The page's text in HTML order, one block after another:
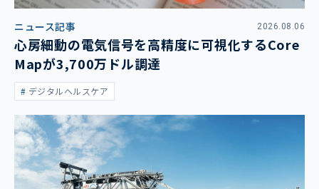
ニュース記事 2026.08.06
心房細動の電気信号を高精度に可視化するCore
Mapが3,700万ドル調達
デジタルヘルスケア